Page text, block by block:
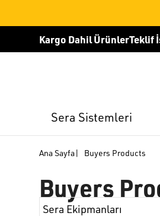
Kargo Dahil ÜrünlerTeklif
Sera Sistemleri
Ana Sayfa| Buyers Products
Buyers
Sera Ekipmanları